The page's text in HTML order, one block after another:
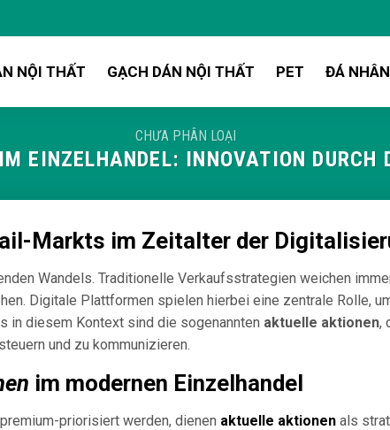
NỘI THẤT GẠCH DÁN NỘI THẤT PET ĐÁ
CHƯA PHÂN LOẠI
EINZELHANDEL: INNOVATION DURCH
Markts im Zeitalter der
Wandels. Traditionelle Verkaufsstrategien weichen
Digitale Plattformen spielen hierbei eine zentrale Rolle,
in diesem Kontext sind die sogenannten aktuelle aktionen,
und zu kommunizieren.
im modernen Einzelhandel
priorisiert werden, dienen aktuelle aktionenals